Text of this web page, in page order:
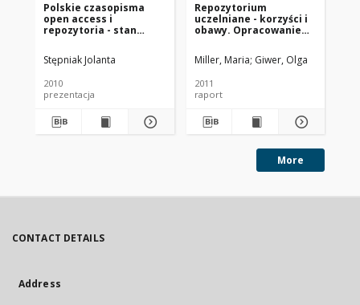
Polskie czasopisma
open access i
repozytoria - stan
Stępniak Jolanta
2010
prezentacja
Repozytorium
uczelniane - korzyści i
obawy. Opracowanie
ankietowego i wnioski
Miller, Maria Giwer, Olga
2011
raport
More
CONTACT DETAILS
Address